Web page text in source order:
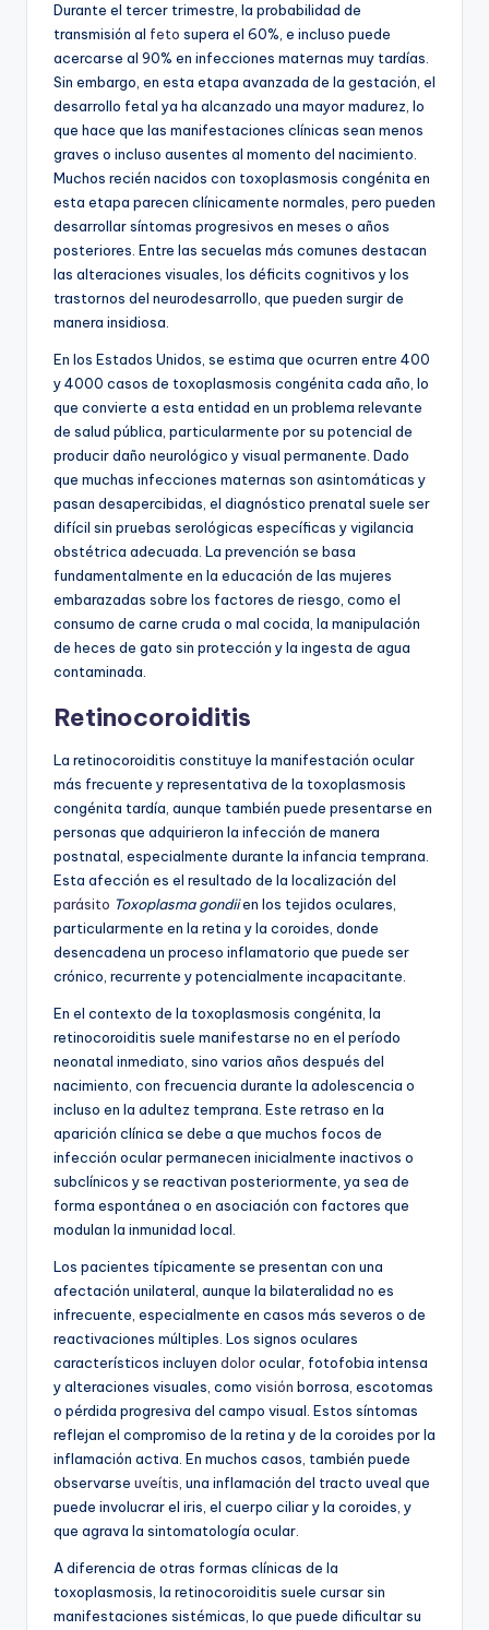
Durante el tercer trimestre, la probabilidad de
transmisión al feto supera el 60%, e incluso puede
acercarse al 90% en infecciones maternas muy tardías.
Sin embargo, en esta etapa avanzada de la gestación, el
desarrollo fetal ya ha alcanzado una mayor madurez, lo
que hace que las manifestaciones clínicas sean menos
graves o incluso ausentes al momento del nacimiento.
Muchos recién nacidos con toxoplasmosis congénita en
esta etapa parecen clínicamente normales, pero pueden
desarrollar síntomas progresivos en meses o años
posteriores. Entre las secuelas más comunes destacan
las alteraciones visuales, los déficits cognitivos y los
trastornos del neurodesarrollo, que pueden surgir de
manera insidiosa.
En los Estados Unidos, se estima que ocurren entre 400
y 4000 casos de toxoplasmosis congénita cada año, lo
que convierte a esta entidad en un problema relevante
de salud pública, particularmente por su potencial de
producir daño neurológico y visual permanente. Dado
que muchas infecciones maternas son asintomáticas y
pasan desapercibidas, el diagnóstico prenatal suele ser
difícil sin pruebas serológicas específicas y vigilancia
obstétrica adecuada. La prevención se basa
fundamentalmente en la educación de las mujeres
embarazadas sobre los factores de riesgo, como el
consumo de carne cruda o mal cocida, la manipulación
de heces de gato sin protección y la ingesta de agua
contaminada.
Retinocoroiditis
La retinocoroiditis constituye la manifestación ocular
más frecuente y representativa de la toxoplasmosis
congénita tardía, aunque también puede presentarse en
personas que adquirieron la infección de manera
postnatal, especialmente durante la infancia temprana.
Esta afección es el resultado de la localización del
parásito Toxoplasma gondiien los tejidos oculares,
particularmente en la retina y la coroides, donde
desencadena un proceso inflamatorio que puede ser
crónico, recurrente y potencialmente incapacitante.
En el contexto de la toxoplasmosis congénita, la
retinocoroiditis suele manifestarse no en el período
neonatal inmediato, sino varios años después del
nacimiento, con frecuencia durante la adolescencia o
incluso en la adultez temprana. Este retraso en la
aparición clínica se debe a que muchos focos de
infección ocular permanecen inicialmente inactivos o
subclínicos y se reactivan posteriormente, ya sea de
forma espontánea o en asociación con factores que
modulan la inmunidad local.
Los pacientes típicamente se presentan con una
afectación unilateral, aunque la bilateralidad no es
infrecuente, especialmente en casos más severos o de
reactivaciones múltiples. Los signos oculares
característicos incluyen dolorocular, fotofobia intensa
y alteraciones visuales, como visión borrosa, escotomas
o pérdida progresiva del campo visual. Estos síntomas
reflejan el compromiso de la retina y de la coroides por la
inflamación activa. En muchos casos, también puede
observarse uveítis, una inflamación del tracto uveal que
puede involucrar el iris, el cuerpo ciliar y la coroides, y
que agrava la sintomatología ocular.
A diferencia de otras formas clínicas de la
toxoplasmosis, la retinocoroiditis suele cursar sin
manifestaciones sistémicas, lo que puede dificultar su